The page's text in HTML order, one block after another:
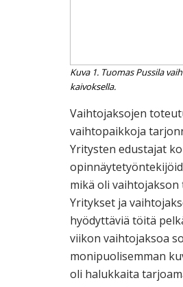
Kuva 1. Tuomas Pussila
kaivoksella.
Vaihtojaksojen
vaihtopaikkoja
Yritysten edustajat
mikä oli
Yritykset ja
hyödyttäviä töitä
viikon vaihtojaksoa
monipuolisemman
oli halukkaita